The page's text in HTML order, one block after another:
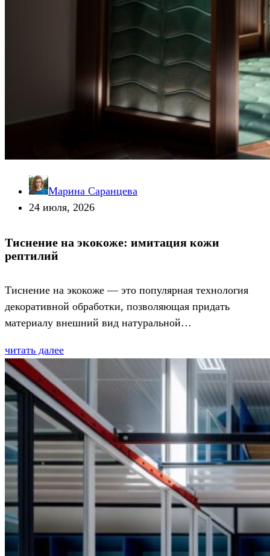
Марина Саранцева
24 июля, 2026
Тиснение на экокоже: имитация кожи
рептилий
Тиснение на экокоже — это популярная технология
декоративной обработки, позволяющая придать
материалу внешний вид натуральной…
читать далее